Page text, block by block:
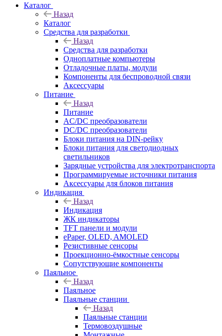
Каталог
Назад
Каталог
Средства для разработки
Назад
Средства для разработки
Одноплатные компьютеры
Отладочные платы, модули
Компоненты для беспроводной связи
Аксессуары
Питание
Назад
Питание
AC/DC преобразователи
DC/DC преобразователи
Блоки питания на DIN-рейку
Блоки питания для светодиодных
светильников
Зарядные устройства для электротранспорта
Программируемые источники питания
Аксессуары для блоков питания
Индикация
Назад
Индикация
ЖК индикаторы
TFT панели и модули
ePaper, OLED, AMOLED
Резистивные сенсоры
Проекционно-ёмкостные сенсоры
Сопутствующие компоненты
Паяльное
Назад
Паяльное
Паяльные станции
Назад
Паяльные станции
Термовоздушные